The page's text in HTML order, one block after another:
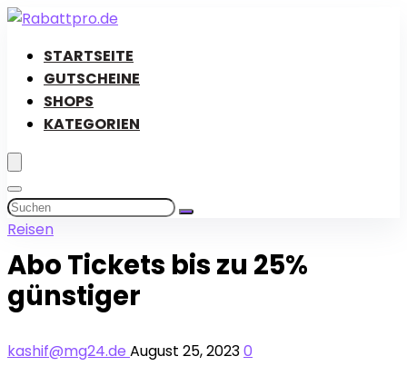
STARTSEITE
GUTSCHEINE
SHOPS
KATEGORIEN
Reisen
Abo Tickets bis zu 25%
günstiger
kashif@mg24.de August 25, 20230